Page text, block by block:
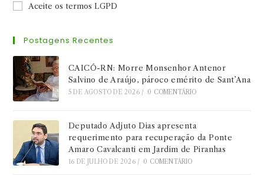
Aceite os termos LGPD
Postagens Recentes
CAICÓ-RN: Morre Monsenhor Antenor
Salvino de Araújo, pároco emérito de Sant’Ana
5 DE AGOSTO DE 2026 / 0 COMENTÁRIO
Deputado Adjuto Dias apresenta
requerimento para recuperação da Ponte
Amaro Cavalcanti em Jardim de Piranhas
16 DE JULHO DE 2026 / 0 COMENTÁRIO